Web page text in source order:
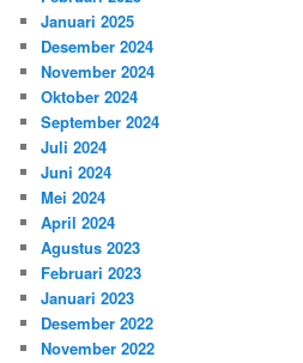
Januari 2025
Desember 2024
November 2024
Oktober 2024
September 2024
Juli 2024
Juni 2024
Mei 2024
April 2024
Agustus 2023
Februari 2023
Januari 2023
Desember 2022
November 2022